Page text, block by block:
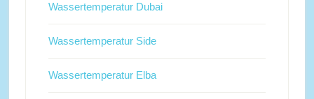
Wassertemperatur Dubai
Wassertemperatur Side
Wassertemperatur Elba